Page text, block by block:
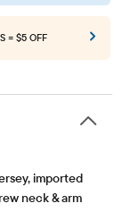
= $5 OFF
imported
neck & arm